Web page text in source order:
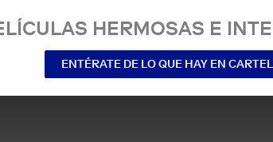
HERMOSAS E
ENTÉRATE DE LO QUE HAY EN